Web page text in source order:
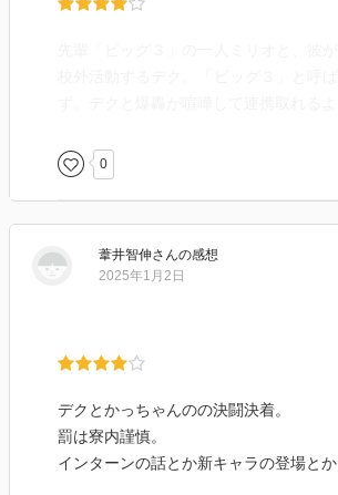
0
葦井智伸さんの感想
2025年1月2日
デクとかっちゃんのの決闘決着。
罰は寮内謹慎。
インターンの話とか新キャラの登場とか